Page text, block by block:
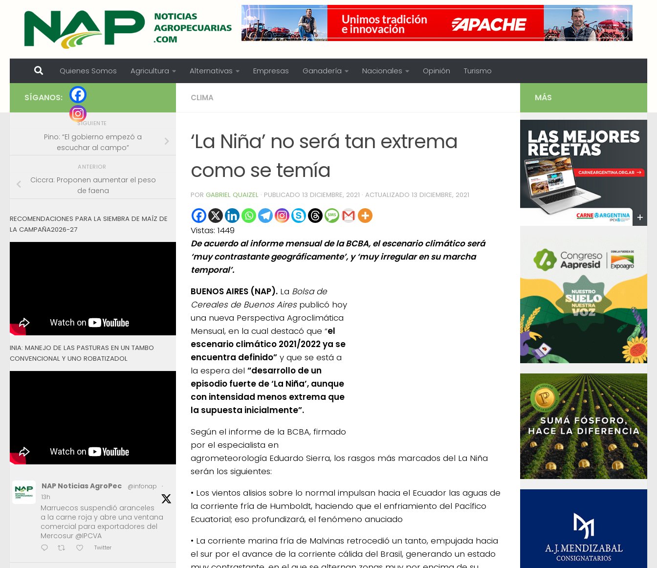
Skip to content
Quienes Somos Agricultura Alternativas Empresas Ganadería Nacionales Opinión Turismo
CLIMA
‘La Niña’ no será tan extrema
como se temía
POR GABRIEL QUAIZEL · PUBLICADO 13 DICIEMBRE, 2021 · ACTUALIZADO 13 DICIEMBRE, 2021
Vistas: 1449
De acuerdo al informe mensual de la BCBA, el escenario climático será
‘muy contrastante geográficamente’, y ‘muy irregular en su marcha
temporal’.
BUENOS AIRES (NAP). La Bolsa de
Cereales de Buenos Airespublicó hoy
una nueva Perspectiva Agroclimática
Mensual, en la cual destacó que “el
escenario climático 2021/2022 ya se
encuentra definido” y que se está a
la espera del “desarrollo de un
episodio fuerte de ‘La Niña’, aunque
con intensidad menos extrema que
la supuesta inicialmente”.
Según el informe de la BCBA, firmado
por el especialista en
agrometeorología Eduardo Sierra, los rasgos más marcados del La Niña
serán los siguientes:
• Los vientos alisios sobre lo normal impulsan hacia el Ecuador las aguas de
la corriente fría de Humboldt, haciendo que el enfriamiento del Pacífico
Ecuatorial; eso profundizará, el fenómeno anuciado
• La corriente marina fría de Malvinas retrocedió un tanto, empujada hacia
el sur por el avance de la corriente cálida del Brasil, generando un estado
SÍGANOS:
SIGUIENTE
Pino: “El gobierno empezó a
escuchar al campo”
ANTERIOR
Ciccra: Proponen aumentar el peso
de faena
RECOMENDACIONES PARA LA SIEMBRA DE MAÍZ DE
LA CAMPAÑA2026-27
INIA: MANEJO DE LAS PASTURAS EN UN TAMBO
CONVENCIONAL Y UNO ROBATIZADOL
NAP Noticias AgroPec @infonap
·
13h
Marruecos suspendió aranceles
a la carne roja y abre una ventana
comercial para exportadores del
Mercosur @IPCVA
Twitter
MÁS